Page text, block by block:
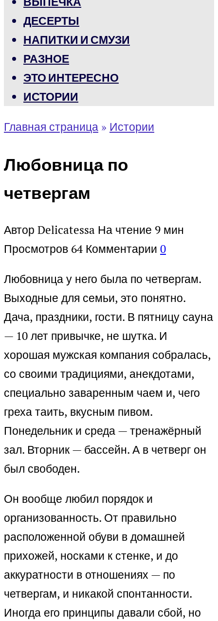
ДЕСЕРТЫ
НАПИТКИ И СМУЗИ
РАЗНОЕ
ЭТО ИНТЕРЕСНО
ИСТОРИИ
Главная страница » Истории
Любовница по
четвергам
Автор Delicatessa На чтение 9 мин
Просмотров 64 Комментарии 0
Любовница у него была по четвергам.
Выходные для семьи, это понятно.
Дача, праздники, гости. В пятницу сауна
— 10 лет привычке, не шутка. И
хорошая мужская компания собралась,
со своими традициями, анекдотами,
специально заваренным чаем и, чего
греха таить, вкусным пивом.
Понедельник и среда — тренажёрный
зал. Вторник — бассейн. А в четверг он
был свободен.
Он вообще любил порядок и
организованность. От правильно
расположенной обуви в домашней
прихожей, носками к стенке, и до
аккуратности в отношениях — по
четвергам, и никакой спонтанности.
Иногда его принципы давали сбой, но